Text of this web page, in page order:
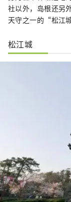
社以外，岛根还另
天守之一的“松江
松江城